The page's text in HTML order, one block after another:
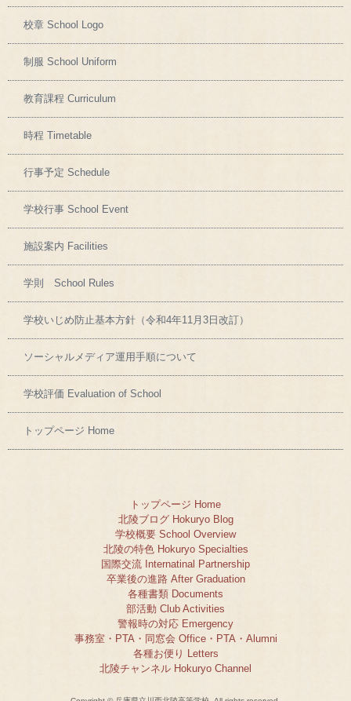
校章 School Logo
制服 School Uniform
教育課程 Curriculum
時程 Timetable
行事予定 Schedule
学校行事 School Event
施設案内 Facilities
学則 School Rules
学校いじめ防止基本方針（令和4年11月3日改訂）
ソーシャルメディア運用手順について
学校評価 Evaluation of School
トップページ Home
トップページ Home
北陵ブログ Hokuryo Blog
学校概要 School Overview
北陵の特色 Hokuryo Specialties
国際交流 Internatinal Partnership
卒業後の進路 After Graduation
各種書類 Documents
部活動 Club Activities
警報時の対応 Emergency
事務室・PTA・同窓会 Office・PTA・Alumni
各種お便り Letters
北陵チャンネル Hokuryo Channel